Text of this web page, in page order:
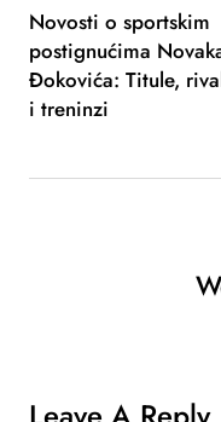
Novosti o sportskim
postignućima
Đokovića: Titule,
i treninzi